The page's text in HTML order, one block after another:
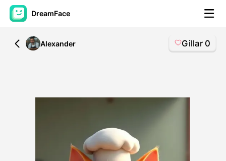
DreamFace
AI-verktyg
AI-video
Andra verktyg
All
Alexander Gillar 0